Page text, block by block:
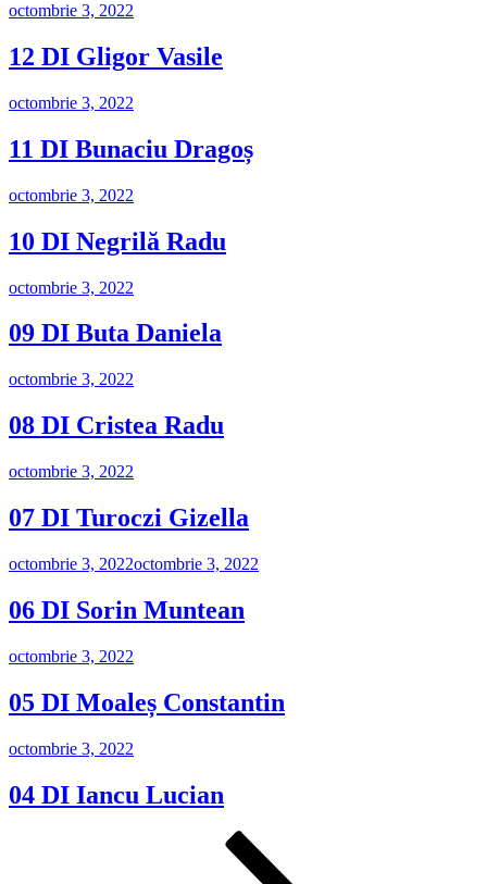
Publicat
octombrie 3, 2022
12 DI Gligor Vasile
Publicat
octombrie 3, 2022
11 DI Bunaciu Dragoș
Publicat
octombrie 3, 2022
10 DI Negrilă Radu
Publicat
octombrie 3, 2022
09 DI Buta Daniela
Publicat
octombrie 3, 2022
08 DI Cristea Radu
Publicat
octombrie 3, 2022
07 DI Turoczi Gizella
Publicat
octombrie 3, 2022octombrie 3, 2022
06 DI Sorin Muntean
Publicat
octombrie 3, 2022
05 DI Moaleș Constantin
Publicat
octombrie 3, 2022
04 DI Iancu Lucian